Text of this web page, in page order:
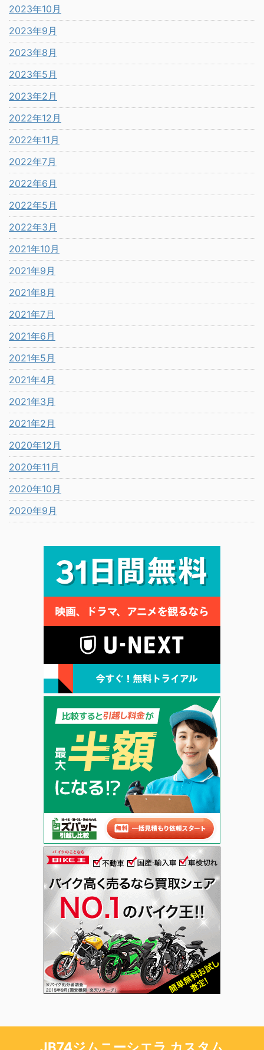
2023年10月
2023年9月
2023年8月
2023年5月
2023年2月
2022年12月
2022年11月
2022年7月
2022年6月
2022年5月
2022年3月
2021年10月
2021年9月
2021年8月
2021年7月
2021年6月
2021年5月
2021年4月
2021年3月
2021年2月
2020年12月
2020年11月
2020年10月
2020年9月